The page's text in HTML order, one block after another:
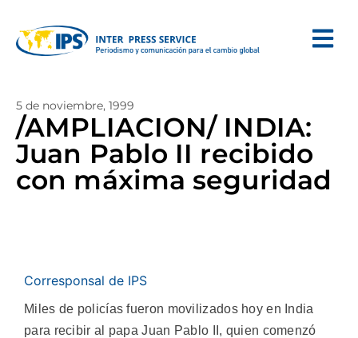
5 de noviembre, 1999
/AMPLIACION/ INDIA:
Juan Pablo II recibido
con máxima seguridad
Corresponsal de IPS
Miles de policías fueron movilizados hoy en India
para recibir al papa Juan Pablo II, quien comenzó